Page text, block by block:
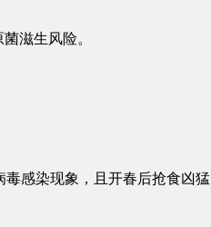
滋生风险。
毒感染现象 ，且 开春后抢食凶猛